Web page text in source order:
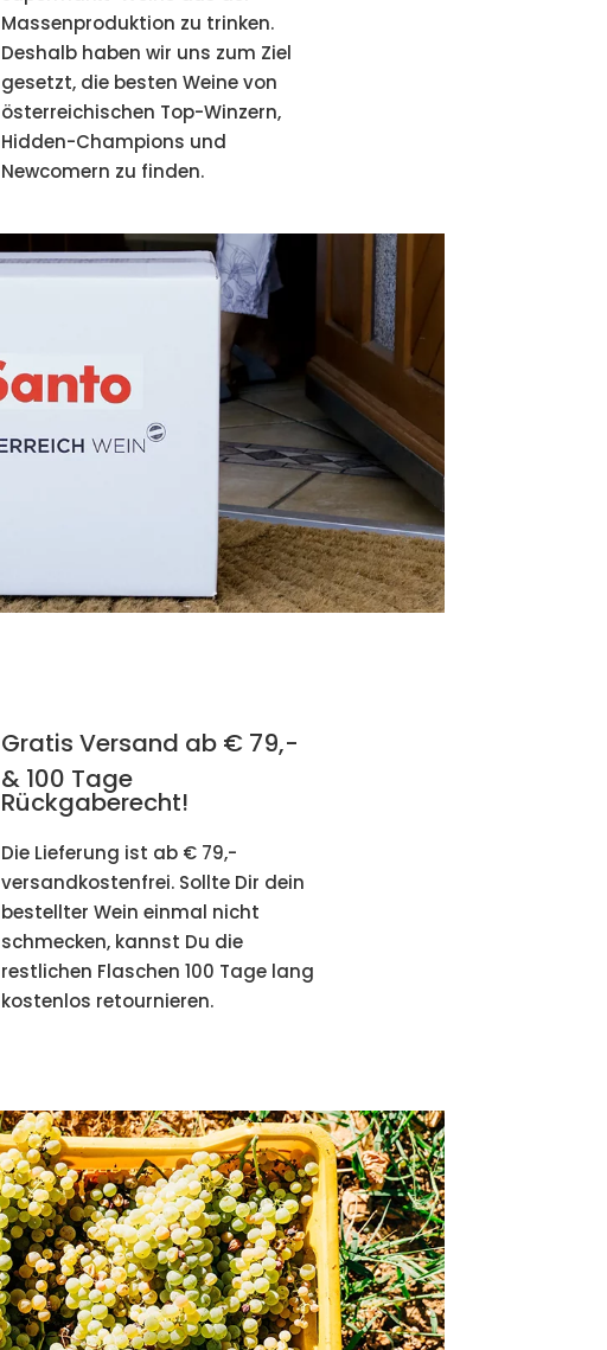
Massenproduktion zu trinken.
Deshalb haben wir uns zum Ziel
gesetzt, die besten Weine von
österreichischen Top-Winzern,
Hidden-Champions und
Newcomern zu finden.
Gratis Versand ab € 79,-
& 100 Tage
Rückgaberecht!
Die Lieferung ist ab € 79,-
versandkostenfrei. Sollte Dir dein
bestellter Wein einmal nicht
schmecken, kannst Du die
restlichen Flaschen 100 Tage lang
kostenlos retournieren.